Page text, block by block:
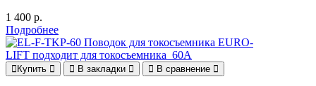
1 400 р.
Подробнее
Купить В закладки В сравнение